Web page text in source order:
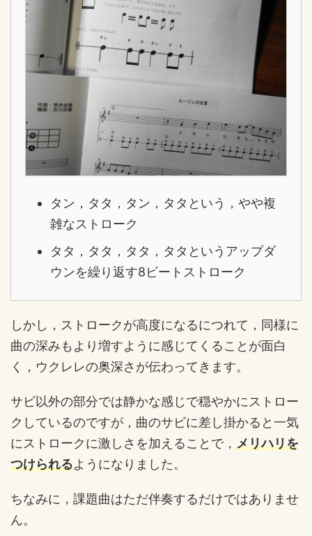
タン，タタ，タン，タタという，やや複
雑なストローク
タタ，タタ，タタ，タタというアップダ
ウンを繰り返す8ビートストローク
しかし，ストロークが高度になるにつれて，同様に
曲の深みもより増すように感じてくることが面白
く，ウクレレの奥深さが伝わってきます。
サビ以外の部分では静かな感じで穏やかにストロー
クしているのですが，曲のサビに差し掛かると一気
にストロークに激しさを加えることで， メリハリを
つけられるようになりました。
ちなみに，課題曲はただ伴奏するだけではありませ
ん。